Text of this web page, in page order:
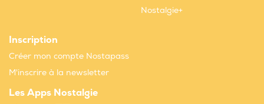
Nostalgie+
Inscription
Créer mon compte Nostapass
M'inscrire à la newsletter
Les Apps Nostalgie